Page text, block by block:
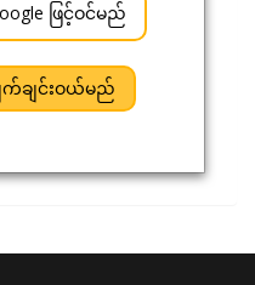
ဖြင့်ဝင်မည်
ချင်းဝယ်မည်